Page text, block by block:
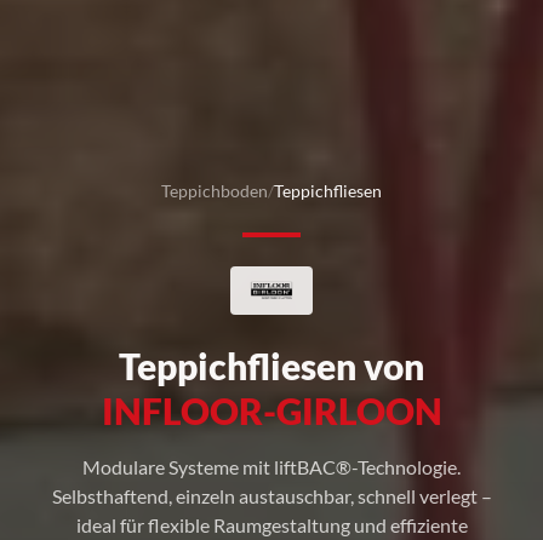
Teppichboden/Teppichfliesen
Teppichfliesen von
INFLOOR-GIRLOON
Modulare Systeme mit liftBAC®-Technologie.
Selbsthaftend, einzeln austauschbar, schnell verlegt –
ideal für flexible Raumgestaltung und effiziente